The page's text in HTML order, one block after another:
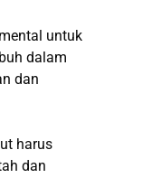
untuk
dalam
dan
harus
dan